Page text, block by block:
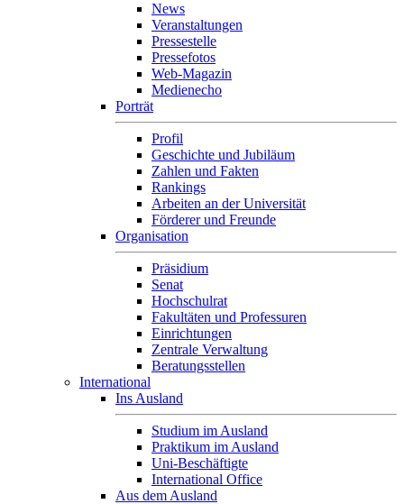
News
Veranstaltungen
Pressestelle
Pressefotos
Web-Magazin
Medienecho
Porträt
Profil
Geschichte und Jubiläum
Zahlen und Fakten
Rankings
Arbeiten an der Universität
Förderer und Freunde
Organisation
Präsidium
Senat
Hochschulrat
Fakultäten und Professuren
Einrichtungen
Zentrale Verwaltung
Beratungsstellen
International
Ins Ausland
Studium im Ausland
Praktikum im Ausland
Uni-Beschäftigte
International Office
Aus dem Ausland